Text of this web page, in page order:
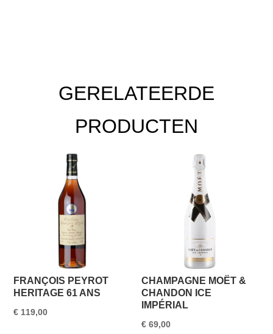
GERELATEERDE
PRODUCTEN
FRANÇOIS PEYROT
HERITAGE 61 ANS
€ 119,00
CHAMPAGNE MOËT &
CHANDON ICE
IMPÉRIAL
€ 69,00